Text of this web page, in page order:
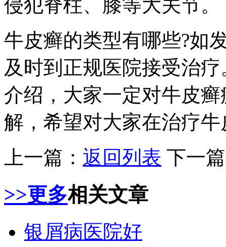
侵犯脊柱、膝等大关节。
牛皮癣的类型有哪些?如
及时到正规医院接受治
介绍，大家一定对牛皮
解，希望对大家在治疗
上一篇： 返回列表 下一
>>更多相关文章
银屑病医院好